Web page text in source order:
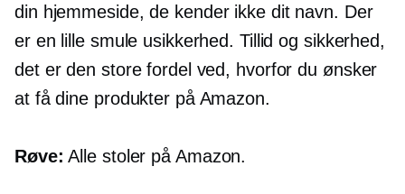
din hjemmeside, de kender ikke dit navn. Der
er en lille smule usikkerhed. Tillid og sikkerhed,
det er den store fordel ved, hvorfor du ønsker
at få dine produkter på Amazon.
Røve: Alle stoler på Amazon.